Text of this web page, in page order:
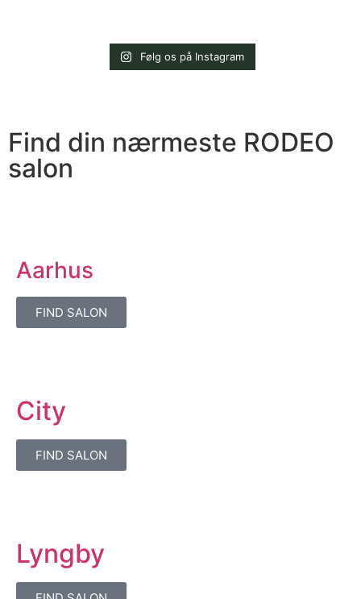
Følg os på Instagram
Find din nærmeste RODEO
salon
Aarhus
FIND SALON
City
FIND SALON
Lyngby